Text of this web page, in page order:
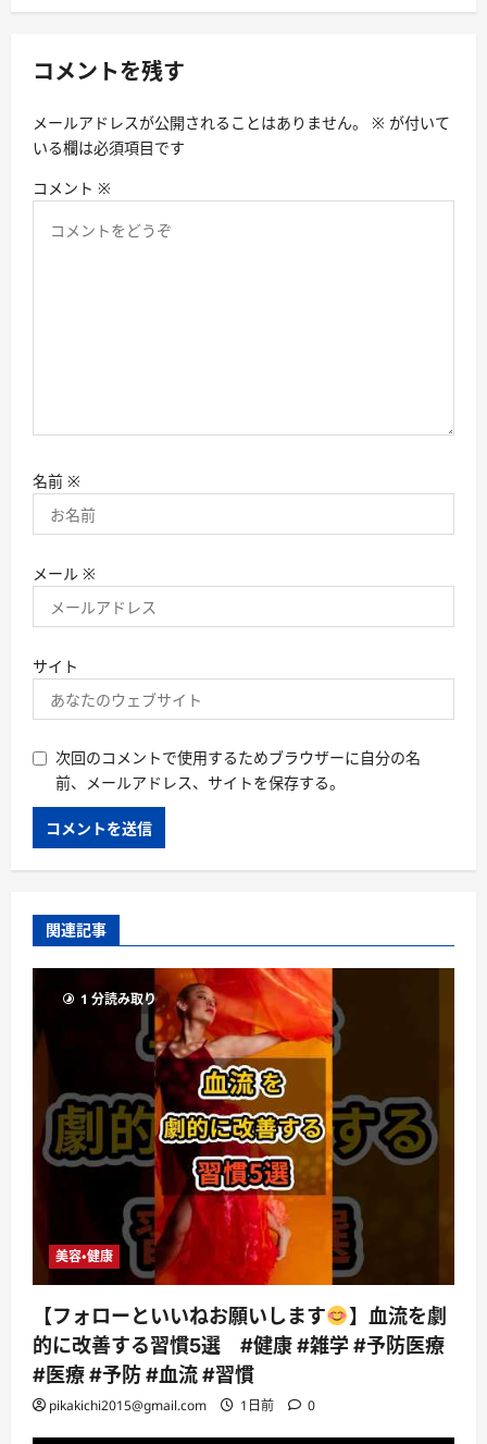
シ
ン
コメントを残す
メールアドレスが公開されることはありません。 ※ が付いて
いる欄は必須項目です
コメント ※
名前 ※
メール ※
サイト
次回のコメントで使用するためブラウザーに自分の名
前、メールアドレス、サイトを保存する。
関連記事
1 分読み取り
美容・健康
【フォローといいねお願いします
】血流を劇
的に改善する習慣5選 #健康 #雑学 #予防医療
#医療 #予防 #血流 #習慣
pikakichi2015@gmail.com 1日前 0